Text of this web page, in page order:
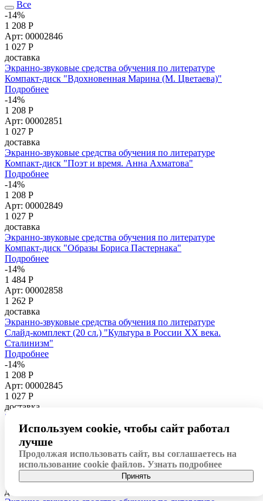
Все
-14%
1 208 Р
Арт: 00002846
1 027 Р
доставка
Экранно-звуковые средства обучения по литературе
Компакт-диск "Вдохновенная Марина (М. Цветаева)"
Подробнее
-14%
1 208 Р
Арт: 00002851
1 027 Р
доставка
Экранно-звуковые средства обучения по литературе
Компакт-диск "Поэт и время. Анна Ахматова"
Подробнее
-14%
1 208 Р
Арт: 00002849
1 027 Р
доставка
Экранно-звуковые средства обучения по литературе
Компакт-диск "Образы Бориса Пастернака"
Подробнее
-14%
1 484 Р
Арт: 00002858
1 262 Р
доставка
Экранно-звуковые средства обучения по литературе
Слайд-комплект (20 сл.) "Культура в России XX века.
Сталинизм"
Подробнее
-14%
1 208 Р
Арт: 00002845
1 027 Р
доставка
Экранно-звуковые средства обучения по литературе
Компакт-диск "А.С. Пушкин. Лицейские годы"
Подробнее
-14%
1 208 Р
Арт: 00002850
1 027Р
доставка
Используем cookie, чтобы сайт работал
лучше
Продолжая использовать сайт, вы соглашаетесь на
использование cookie файлов. Узнать подробнее
Принять